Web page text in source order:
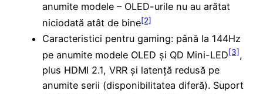
anumite modele – OLED-urile nu au arătat
niciodată atât de bine[2]
Caracteristici pentru gaming: până la 144Hz
pe anumite modele OLED și QD Mini-LED[3],
plus HDMI 2.1, VRR și latență redusă pe
anumite serii (disponibilitatea diferă). Suport